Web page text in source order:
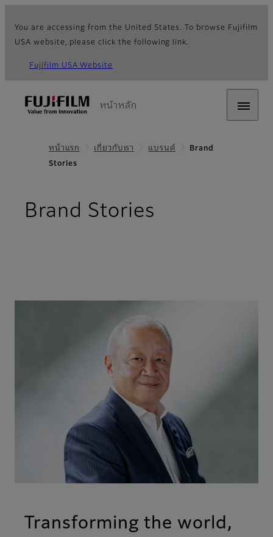
You are accessing from the United States. To browse Fujifilm
USA website, please click the following link.
Fujifilm USA Website
หน้าหลัก
หน้าแรก เกี่ยวกับเรา แบรนด์
Brand
Stories
Brand Stories
Transforming the world,